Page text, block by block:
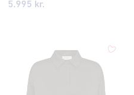
5.995 kr.